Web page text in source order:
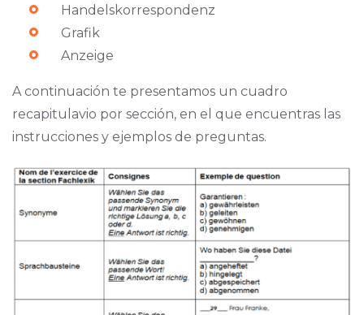
Handelskorrespondenz
Grafik
Anzeige
A continuación te presentamos un cuadro
recapitulavio por sección, en el que encuentras las
instrucciones y ejemplos de preguntas.